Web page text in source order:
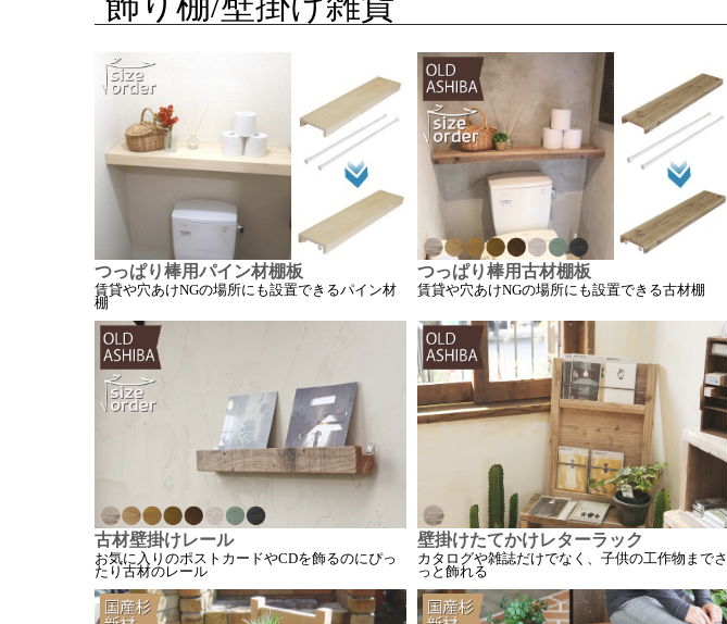
つっぱり棒用パイン材棚板
賃貸や穴あけNGの場所にも設置できるパイン材
棚
つっぱり棒用古材棚板
賃貸や穴あけNGの場所にも設置できる古材棚
古材壁掛けレール
お気に入りのポストカードやCDを飾るのにぴっ
たり古材のレール
壁掛けたてかけレターラック
カタログや雑誌だけでなく、子供の工作物までさ
っと飾れる